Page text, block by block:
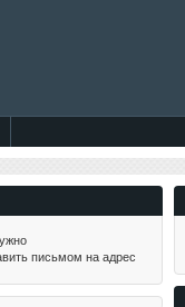
письмом на адрес